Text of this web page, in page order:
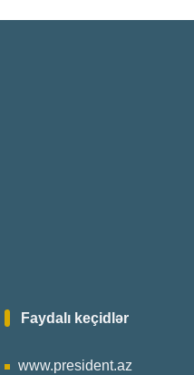
Faydalı keçidlər
www.president.az